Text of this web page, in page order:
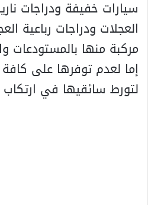
سيارات خفيفة ودراجات
مركبة منها بالمستودعات
إما لعدم توفرها على كافة
لتورط سائقيها في ارتكاب